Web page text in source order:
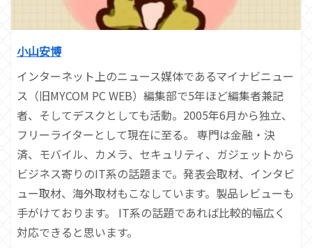
小山安博
インターネット上のニュース媒体であるマイナビニュー
ス（旧MYCOM PC WEB）編集部で5年ほど編集者兼記
者、そしてデスクとしても活動。2005年6月から独立、
フリーライターとして現在に至る。 専門は金融・決
済、モバイル、カメラ、セキュリティ、ガジェットから
ビジネス寄りのIT系の話題まで。発表会取材、インタビ
ュー取材、海外取材もこなしています。製品レビューも
手がけております。 IT系の話題であれば比較的幅広く
対応できると思います。